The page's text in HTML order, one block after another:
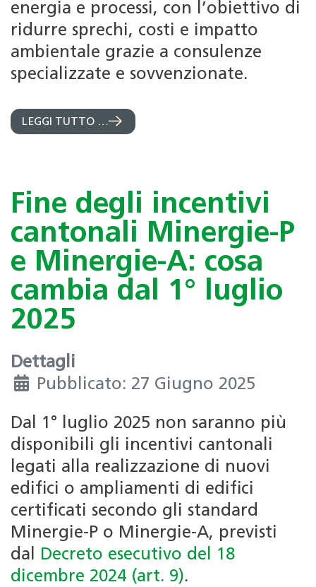
energia e processi, con l’obiettivo di
ridurre sprechi, costi e impatto
ambientale grazie a consulenze
specializzate e sovvenzionate.
LEGGI TUTTO …
Fine degli incentivi
cantonali Minergie-P
e Minergie-A: cosa
cambia dal 1° luglio
2025
Dettagli
Pubblicato: 27 Giugno 2025
Dal 1° luglio 2025 non saranno più
disponibili gli incentivi cantonali
legati alla realizzazione di nuovi
edifici o ampliamenti di edifici
certificati secondo gli standard
Minergie-P o Minergie-A, previsti
dal Decreto esecutivo del 18
dicembre 2024 (art. 9).